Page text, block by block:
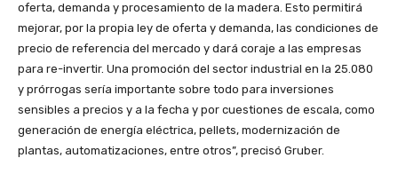
oferta, demanda y procesamiento de la madera. Esto permitirá
mejorar, por la propia ley de oferta y demanda, las condiciones de
precio de referencia del mercado y dará coraje a las empresas
para re-invertir. Una promoción del sector industrial en la 25.080
y prórrogas sería importante sobre todo para inversiones
sensibles a precios y a la fecha y por cuestiones de escala, como
generación de energía eléctrica, pellets, modernización de
plantas, automatizaciones, entre otros”, precisó Gruber.